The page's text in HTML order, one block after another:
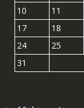
10
11
17
18
24
25
31